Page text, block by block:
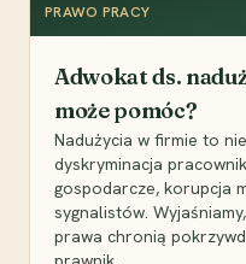
PRAWO PRACY
Adwokat ds.
może pomóc?
Nadużycia w firmie to
dyskryminacja
gospodarcze, korupcja
sygnalistów.
prawa chronią